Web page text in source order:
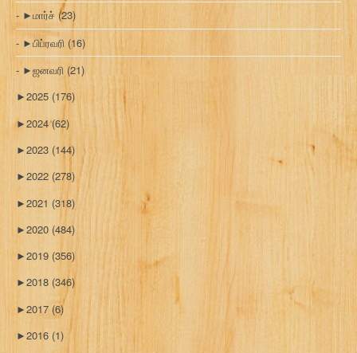
►மார்ச் (23)
►பிப்ரவரி (16)
►ஜனவரி (21)
►2025 (176)
►2024(62)
►2023 (144)
►2022 (278)
►2021 (318)
►2020 (484)
►2019 (356)
►2018 (346)
►2017 (6)
►2016 (1)